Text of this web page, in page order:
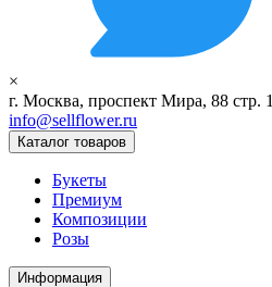
×
г. Москва, проспект Мира, 88 стр. 1
info@sellflower.ru
Каталог товаров
Букеты
Премиум
Композиции
Розы
Информация